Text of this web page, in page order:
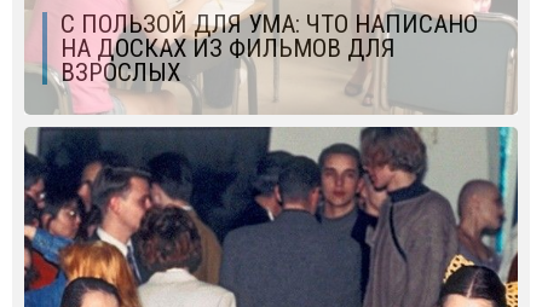
С ПОЛЬЗОЙ ДЛЯ УМА: ЧТО НАПИСАНО
НА ДОСКАХ ИЗ ФИЛЬМОВ ДЛЯ
ВЗРОСЛЫХ